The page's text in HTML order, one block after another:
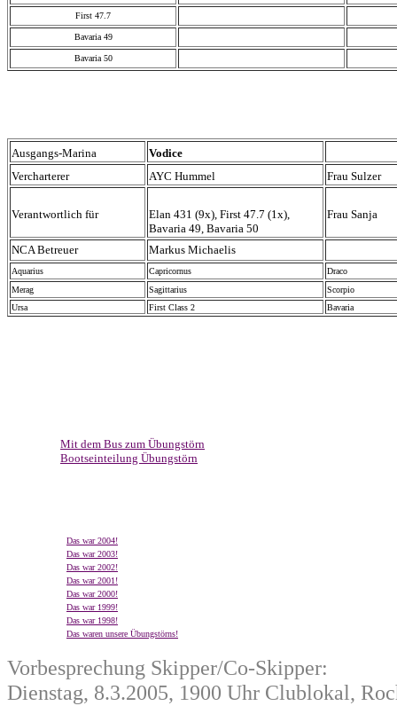
First 47.7
Bavaria 49
Bavaria 50
Ausgangs-Marina
Vodice
Vercharterer
AYC Hummel Frau Sulzer
Verantwortlich für
Elan 431 (9x), First 47.7 (1x),
Bavaria 49, Bavaria 50
Frau Sanja
NCA Betreuer Markus Michaelis
Aquarius Capricornus
Draco
Merag
Sagittarius
Scorpio
Ursa
First Class 2 Bavaria
Mit dem Bus zum Übungstörn
Bootseinteilung Übungstörn
Das war 2004!
Das war 2003!
Das war 2002!
Das war 2001!
Das war 2000!
Das war 1999!
Das war 1998!
Das waren unsere Übungstörns!
Vorbesprechung Skipper/Co-Skipper:
Dienstag, 8.3.2005, 1900 Uhr Clublokal,